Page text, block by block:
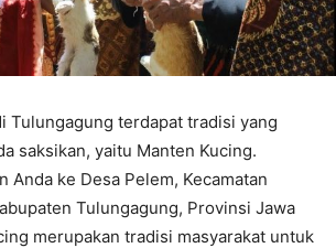
Tulungagung terdapat tradisi yang
saksikan, yaitu Manten Kucing.
Anda ke Desa Pelem, Kecamatan
Tulungagung, Provinsi Jawa
merupakan tradisi masyarakat untuk